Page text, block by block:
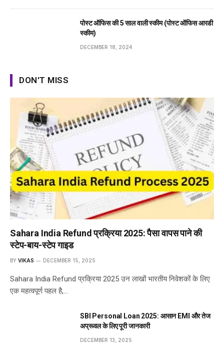
पोस्ट ऑफिस की 5 साल वाली स्कीम (पोस्ट ऑफिस आरडी
स्कीम)
DECEMBER 18, 2024
DON'T MISS
Sahara India Refund प्रक्रिया 2025: पैसा वापस पाने की
स्टेप-बाय-स्टेप गाइड
BY VIKAS DECEMBER 15, 2025
Sahara India Refund प्रक्रिया 2025 उन लाखों भारतीय निवेशकों के लिए
एक महत्वपूर्ण पहल है,…
SBI Personal Loan 2025: आसान EMI और तेज
अप्रूवल के लिए पूरी जानकारी
DECEMBER 13, 2025